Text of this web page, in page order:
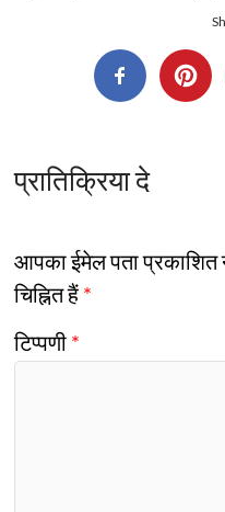
प्रातिक्रिया दे
आपका ईमेल पता प्रकाशित
चिह्नित हैं *
टिप्पणी *